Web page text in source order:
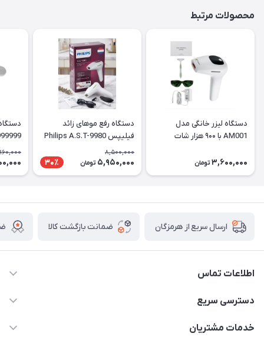
محصولات مرتبط
دستگاه لیزر خانگی مدل
AM001 با ۹۰۰ هزار شات
3,600,000 تومان
دستگاه رفع موهای زائد
فیلیپس Philips A.S.T-9980
8,500,000
5,950,000 تومان 30٪
ارسال سریع از هرمزگان ضمانت بازگشت کالا
اطلاعات تماس
09170079505
دسترسی سریع
حساب کاربری
خدمات مشتریان